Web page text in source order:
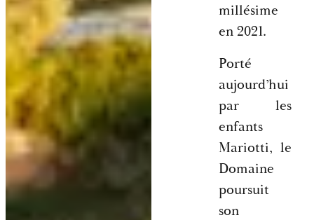
millésime
en 2021.
Porté
aujourd’hui
par les
enfants
Mariotti, le
Domaine
poursuit
son